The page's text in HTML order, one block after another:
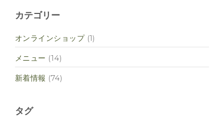
カテゴリー
オンラインショップ(1)
メニュー (14)
新着情報 (74)
タグ